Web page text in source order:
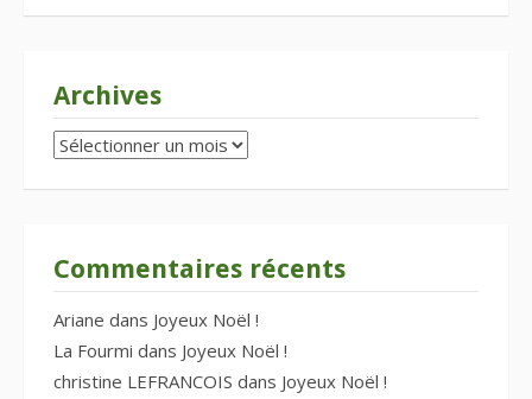
Archives
Archives
Commentaires récents
Ariane dans Joyeux Noël !
La Fourmi dans Joyeux Noël !
christine LEFRANCOIS dans Joyeux Noël !